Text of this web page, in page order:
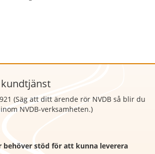
(Säg att ditt ärende rör NVDB så blir du
NVDB-verksamheten.)
behöver stöd för att kunna leverera